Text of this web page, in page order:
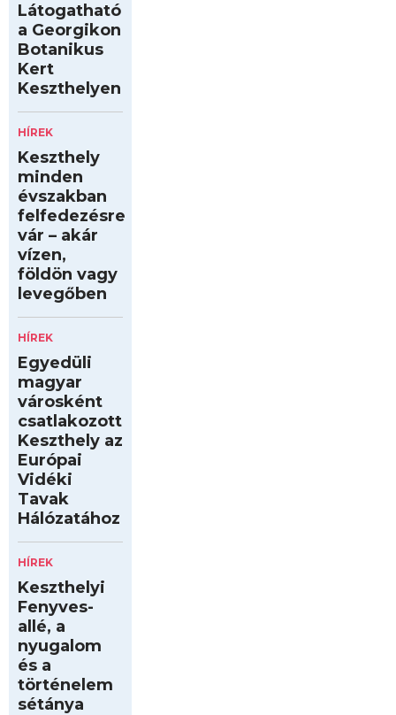
Látogatható
a Georgikon
Botanikus
Kert
Keszthelyen
HÍREK
Keszthely
minden
évszakban
felfedezésre
vár – akár
vízen,
földön vagy
levegőben
HÍREK
Egyedüli
magyar
városként
csatlakozott
Keszthely az
Európai
Vidéki
Tavak
Hálózatához
HÍREK
Keszthelyi
Fenyves-
allé, a
nyugalom
és a
történelem
sétánya